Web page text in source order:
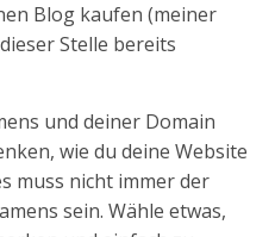
Blog kaufen (meiner
Stelle bereits
und deiner Domain
wie du deine Website
muss nicht immer der
sein. Wähle etwas,